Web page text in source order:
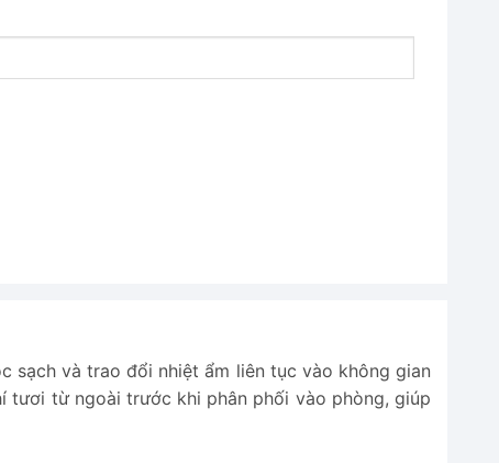
sạch và trao đổi nhiệt ẩm liên tục vào không gian
tươi từ ngoài trước khi phân phối vào phòng, giúp